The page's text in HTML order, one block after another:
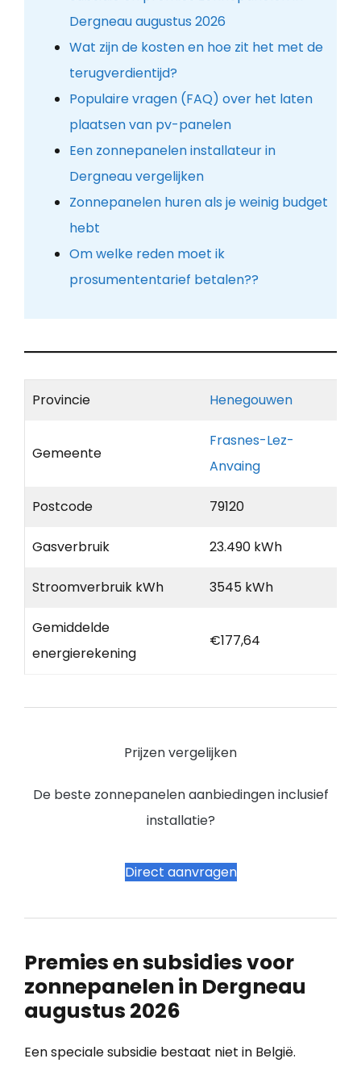
Dergneau augustus 2026
Wat zijn de kosten en hoe zit het met de
terugverdientijd?
Populaire vragen (FAQ) over het laten
plaatsen van pv-panelen
Een zonnepanelen installateur in
Dergneau vergelijken
Zonnepanelen huren als je weinig budget
hebt
Om welke reden moet ik
prosumententarief betalen??
Provincie Henegouwen
Gemeente
Frasnes-Lez-
Anvaing
Postcode 79120
Gasverbruik 23.490 kWh
Stroomverbruik kWh 3545 kWh
Gemiddelde
energierekening
€177,64
Prijzen vergelijken
De beste zonnepanelen aanbiedingen inclusief
installatie?
Direct aanvragen
Premies en subsidies voor
zonnepanelen in Dergneau
augustus 2026
Een speciale subsidie bestaat niet in België.